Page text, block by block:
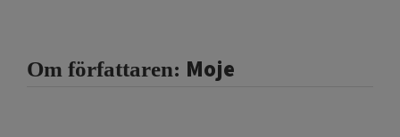
Om författaren: Moje